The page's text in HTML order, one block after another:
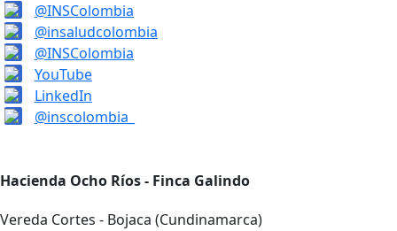
@INSColombia
@insaludcolombia
@INSColombia
YouTube
LinkedIn
@inscolombia_
Hacienda Ocho Ríos - Finca Galindo
Vereda Cortes - Bojaca (Cundinamarca)